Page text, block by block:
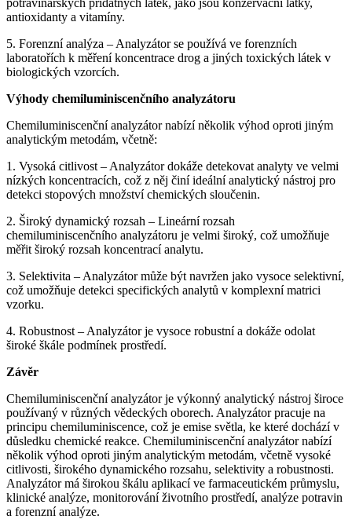
antioxidanty a vitamíny.
5. Forenzní analýza – Analyzátor se používá ve forenzních
laboratořích k měření koncentrace drog a jiných toxických látek v
biologických vzorcích.
Výhody chemiluminiscenčního analyzátoru
Chemiluminiscenční analyzátor nabízí několik výhod oproti jiným
analytickým metodám, včetně:
1. Vysoká citlivost – Analyzátor dokáže detekovat analyty ve velmi
nízkých koncentracích, což z něj činí ideální analytický nástroj pro
detekci stopových množství chemických sloučenin.
2. Široký dynamický rozsah – Lineární rozsah
chemiluminiscenčního analyzátoru je velmi široký, což umožňuje
měřit široký rozsah koncentrací analytu.
3. Selektivita – Analyzátor může být navržen jako vysoce selektivní,
což umožňuje detekci specifických analytů v komplexní matrici
vzorku.
4. Robustnost – Analyzátor je vysoce robustní a dokáže odolat
široké škále podmínek prostředí.
Závěr
Chemiluminiscenční analyzátor je výkonný analytický nástroj široce
používaný v různých vědeckých oborech. Analyzátor pracuje na
principu chemiluminiscence, což je emise světla, ke které dochází v
důsledku chemické reakce. Chemiluminiscenční analyzátor nabízí
několik výhod oproti jiným analytickým metodám, včetně vysoké
citlivosti, širokého dynamického rozsahu, selektivity a robustnosti.
Analyzátor má širokou škálu aplikací ve farmaceutickém průmyslu,
klinické analýze, monitorování životního prostředí, analýze potravin
a forenzní analýze.